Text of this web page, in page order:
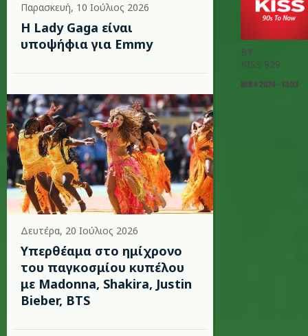
Παρασκευή, 10 Ιούλιος 2026
Η Lady Gaga είναι
υποψήφια για Emmy
Δευτέρα, 20 Ιούλιος 2026
Υπερθέαμα στο ημίχρονο
του παγκοσμίου κυπέλου
με Madonna, Shakira, Justin
Bieber, BTS
BY
KISS 929
ΔΕΚ 4 2024 - 13:53